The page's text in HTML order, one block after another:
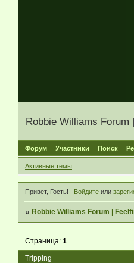
Robbie Williams
Форум Участники Поиск
Активные темы
Привет, Гость! Войдитеили
» Robbie Williams Forum |
Tripping
Страница:1